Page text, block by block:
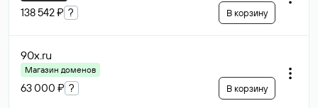
138 542 ₽ ? В корзину
90x.ru
Магазин доменов
63 000 ₽ ? В корзину